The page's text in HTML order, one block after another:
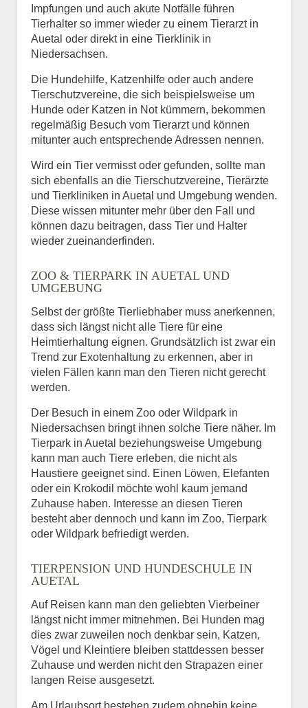
Impfungen und auch akute Notfälle führen
Tierhalter so immer wieder zu einem Tierarzt in
Auetal oder direkt in eine Tierklinik in
Niedersachsen.
Die Hundehilfe, Katzenhilfe oder auch andere
Tierschutzvereine, die sich beispielsweise um
Hunde oder Katzen in Not kümmern, bekommen
regelmäßig Besuch vom Tierarzt und können
mitunter auch entsprechende Adressen nennen.
Wird ein Tier vermisst oder gefunden, sollte man
sich ebenfalls an die Tierschutzvereine, Tierärzte
und Tierkliniken in Auetal und Umgebung wenden.
Diese wissen mitunter mehr über den Fall und
können dazu beitragen, dass Tier und Halter
wieder zueinanderfinden.
ZOO & TIERPARK IN AUETAL UND
UMGEBUNG
Selbst der größte Tierliebhaber muss anerkennen,
dass sich längst nicht alle Tiere für eine
Heimtierhaltung eignen. Grundsätzlich ist zwar ein
Trend zur Exotenhaltung zu erkennen, aber in
vielen Fällen kann man den Tieren nicht gerecht
werden.
Der Besuch in einem Zoo oder Wildpark in
Niedersachsen bringt ihnen solche Tiere näher. Im
Tierpark in Auetal beziehungsweise Umgebung
kann man auch Tiere erleben, die nicht als
Haustiere geeignet sind. Einen Löwen, Elefanten
oder ein Krokodil möchte wohl kaum jemand
Zuhause haben. Interesse an diesen Tieren
besteht aber dennoch und kann im Zoo, Tierpark
oder Wildpark befriedigt werden.
TIERPENSION UND HUNDESCHULE IN
AUETAL
Auf Reisen kann man den geliebten Vierbeiner
längst nicht immer mitnehmen. Bei Hunden mag
dies zwar zuweilen noch denkbar sein, Katzen,
Vögel und Kleintiere bleiben stattdessen besser
Zuhause und werden nicht den Strapazen einer
langen Reise ausgesetzt.
Am Urlaubsort bestehen zudem ohnehin keine